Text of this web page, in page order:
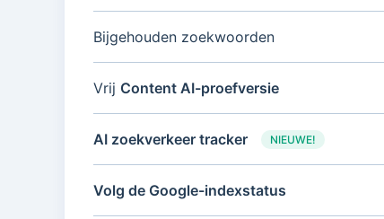
Bijgehouden zoekwoorden
Vrij Content AI-proefversie
AI zoekverkeer tracker NIEUWE!
Volg de Google-indexstatus